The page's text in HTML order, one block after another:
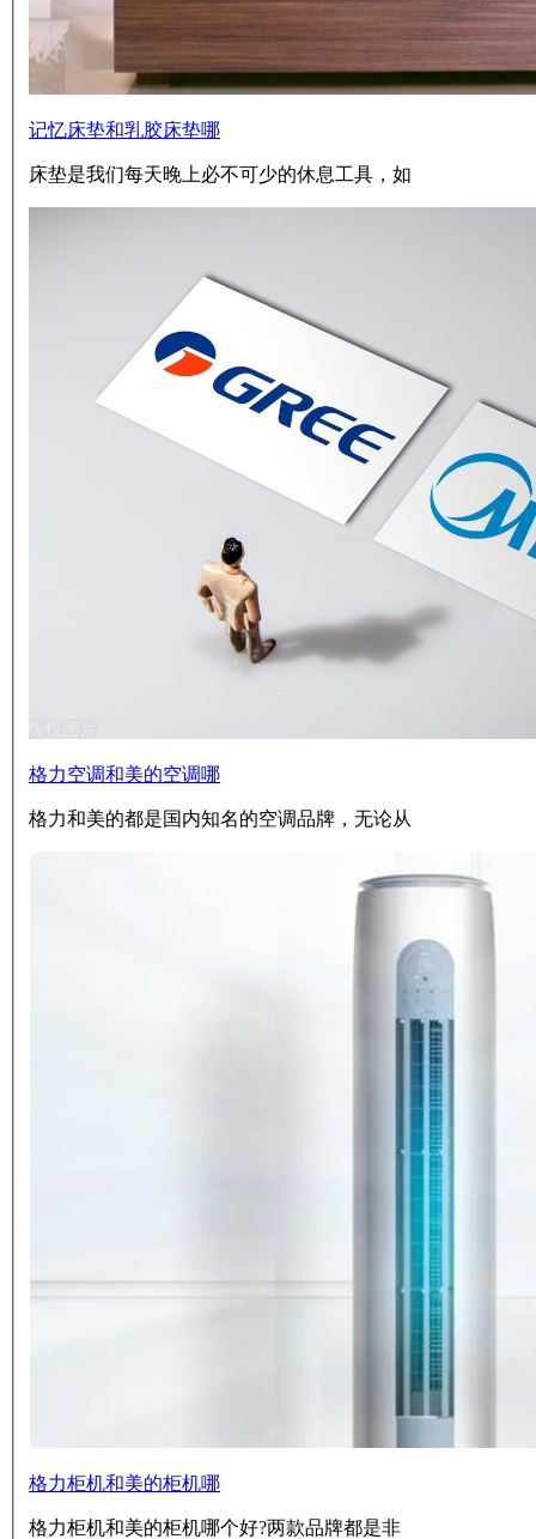
记忆床垫和乳胶床垫哪
床垫是我们每天晚上必不可少的休息工具，如
格力空调和美的空调哪
格力和美的都是国内知名的空调品牌，无论从
格力柜机和美的柜机哪
格力柜机和美的柜机哪个好?两款品牌都是非